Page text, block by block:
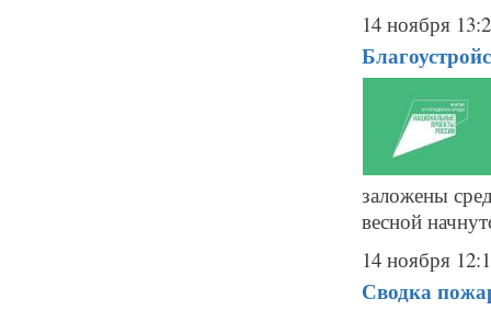
14 ноября
заложены
весной
14 ноября
Сводка